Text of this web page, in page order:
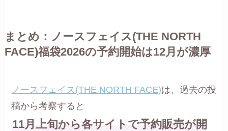
まとめ：ノースフェイス(THE NORTH
FACE)福袋2026の予約開始は12月が濃厚
ノースフェイス(THE NORTH FACE)は、過去の投
稿から考察すると
11月上旬から各サイトで予約販売が開